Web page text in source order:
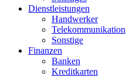
Dienstleistungen
Handwerker
Telekommunikation
Sonstige
Finanzen
Banken
Kreditkarten